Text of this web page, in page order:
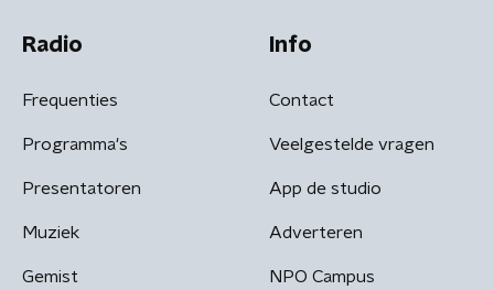
Radio
Frequenties
Programma's
Presentatoren
Muziek
Gemist
Info
Contact
Veelgestelde vragen
App de studio
Adverteren
NPO Campus